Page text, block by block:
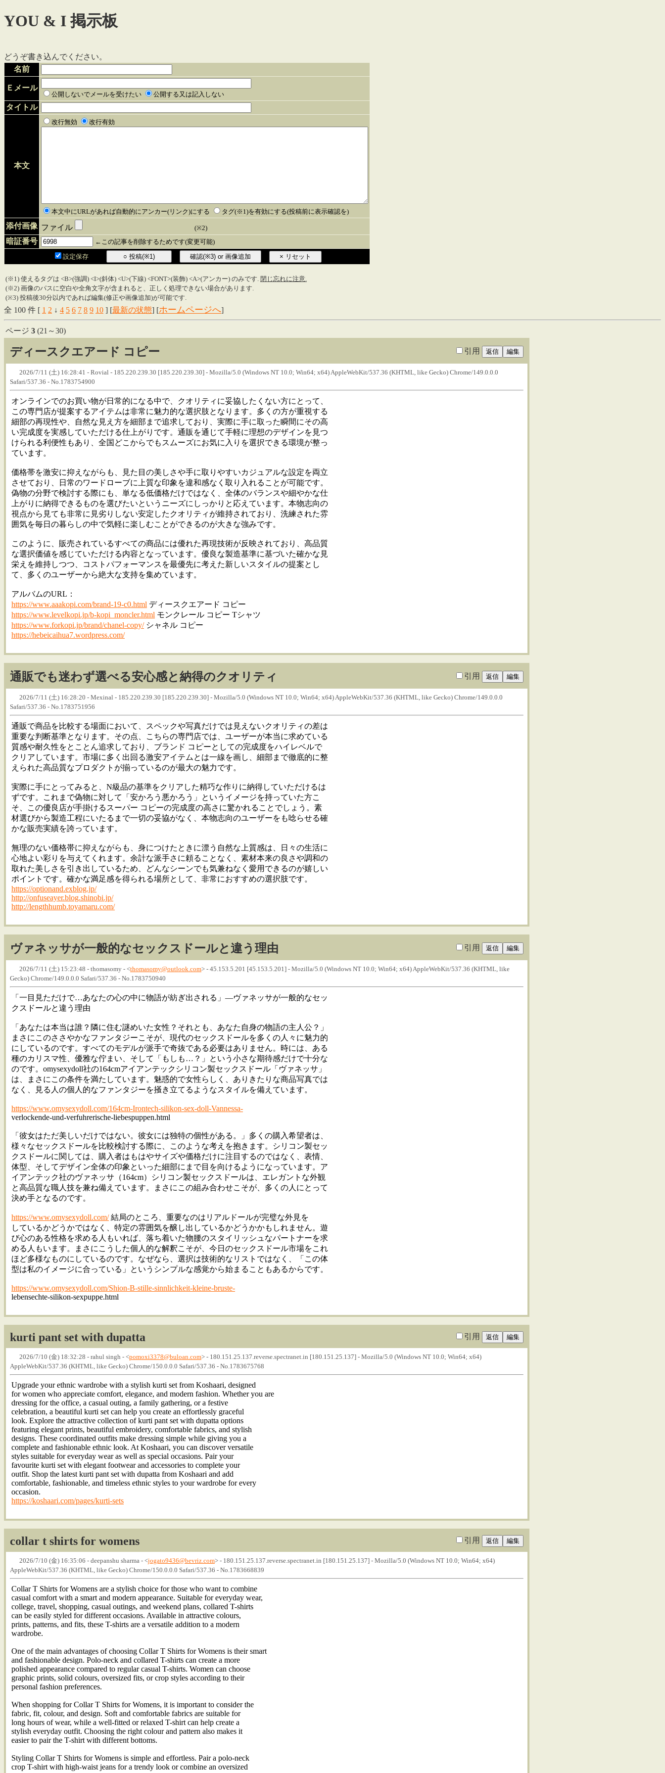
YOU & I 掲示板
どうぞ書き込んでください。
名前
Ｅメール
公開しないでメールを受けたい 公開する又は記入しない
タイトル
本文
改行無効 改行有効
本文中にURLがあれば自動的にアンカー(リンク)にする タグ(※1)を有効にする(投稿前に表示確認を)
添付画像 ファイル (※2)
暗証番号
←この記事を削除するためです(変更可能)
設定保存
(※1) 使えるタグは <B>(強調) <I>(斜体) <U>(下線) <FONT>(装飾) <A>(アンカー) のみです. 閉じ忘れに注意.
(※2) 画像のパスに空白や全角文字が含まれると、正しく処理できない場合があります.
(※3) 投稿後30分以内であれば編集(修正や画像追加)が可能です.
全 100 件 [ 1 2 ↓ 4 5 6 7 8 9 10 ] [最新の状態] [ホームページへ]
ページ 3 (21～30)
ディースクエアード コピー 引用
2026/7/11 (土) 16:28:41 - Rovial - 185.220.239.30 [185.220.239.30] - Mozilla/5.0 (Windows NT 10.0; Win64; x64) AppleWebKit/537.36 (KHTML, like Gecko) Chrome/149.0.0.0
Safari/537.36 - No.1783754900
オンラインでのお買い物が日常的になる中で、クオリティに妥協したくない方にとって、
この専門店が提案するアイテムは非常に魅力的な選択肢となります。多くの方が重視する
細部の再現性や、自然な見え方を細部まで追求しており、実際に手に取った瞬間にその高
い完成度を実感していただける仕上がりです。通販を通じて手軽に理想のデザインを見つ
けられる利便性もあり、全国どこからでもスムーズにお気に入りを選択できる環境が整っ
ています。
価格帯を激安に抑えながらも、見た目の美しさや手に取りやすいカジュアルな設定を両立
させており、日常のワードローブに上質な印象を違和感なく取り入れることが可能です。
偽物の分野で検討する際にも、単なる低価格だけではなく、全体のバランスや細やかな仕
上がりに納得できるものを選びたいというニーズにしっかりと応えています。本物志向の
視点から見ても非常に見劣りしない安定したクオリティが維持されており、洗練された雰
囲気を毎日の暮らしの中で気軽に楽しむことができるのが大きな強みです。
このように、販売されているすべての商品には優れた再現技術が反映されており、高品質
な選択価値を感じていただける内容となっています。優良な製造基準に基づいた確かな見
栄えを維持しつつ、コストパフォーマンスを最優先に考えた新しいスタイルの提案とし
て、多くのユーザーから絶大な支持を集めています。
アルバムのURL：
https://www.aaakopi.com/brand-19-c0.html ディースクエアード コピー
https://www.levelkopi.jp/b-kopi_moncler.html モンクレール コピー Tシャツ
https://www.forkopi.jp/brand/chanel-copy/シャネル コピー
https://hebeicaihua7.wordpress.com/
通販でも迷わず選べる安心感と納得のクオリティ 引用
2026/7/11 (土) 16:28:20 - Mexinal - 185.220.239.30 [185.220.239.30] - Mozilla/5.0 (Windows NT 10.0; Win64; x64) AppleWebKit/537.36 (KHTML, like Gecko) Chrome/149.0.0.0
Safari/537.36 - No.1783751956
通販で商品を比較する場面において、スペックや写真だけでは見えないクオリティの差は
重要な判断基準となります。その点、こちらの専門店では、ユーザーが本当に求めている
質感や耐久性をとことん追求しており、ブランド コピーとしての完成度をハイレベルで
クリアしています。市場に多く出回る激安アイテムとは一線を画し、細部まで徹底的に整
えられた高品質なプロダクトが揃っているのが最大の魅力です。
実際に手にとってみると、N級品の基準をクリアした精巧な作りに納得していただけるは
ずです。これまで偽物に対して「安かろう悪かろう」というイメージを持っていた方こ
そ、この優良店が手掛けるスーパー コピーの完成度の高さに驚かれることでしょう。素
材選びから製造工程にいたるまで一切の妥協がなく、本物志向のユーザーをも唸らせる確
かな販売実績を誇っています。
無理のない価格帯に抑えながらも、身につけたときに漂う自然な上質感は、日々の生活に
心地よい彩りを与えてくれます。余計な派手さに頼ることなく、素材本来の良さや調和の
取れた美しさを引き出しているため、どんなシーンでも気兼ねなく愛用できるのが嬉しい
ポイントです。確かな満足感を得られる場所として、非常におすすめの選択肢です。
https://optionand.exblog.jp/
http://onfuseayer.blog.shinobi.jp/
http://lengthhumb.toyamaru.com/
ヴァネッサが一般的なセックスドールと違う理由 引用
2026/7/11 (土) 15:23:48 - thomasomy - <thomasomy@outlook.com> - 45.153.5.201 [45.153.5.201] - Mozilla/5.0 (Windows NT 10.0; Win64; x64) AppleWebKit/537.36 (KHTML, like
Gecko) Chrome/149.0.0.0 Safari/537.36 - No.1783750940
「一目見ただけで…あなたの心の中に物語が紡ぎ出される」―ヴァネッサが一般的なセッ
クスドールと違う理由
「あなたは本当は誰？隣に住む謎めいた女性？それとも、あなた自身の物語の主人公？」
まさにこのささやかなファンタジーこそが、現代のセックスドールを多くの人々に魅力的
にしているのです。すべてのモデルが派手で奇抜である必要はありません。時には、ある
種のカリスマ性、優雅な佇まい、そして「もしも…？」という小さな期待感だけで十分な
のです。omysexydoll社の164cmアイアンテックシリコン製セックスドール「ヴァネッサ」
は、まさにこの条件を満たしています。魅惑的で女性らしく、ありきたりな商品写真では
なく、見る人の個人的なファンタジーを掻き立てるようなスタイルを備えています。
https://www.omysexydoll.com/164cm-Irontech-silikon-sex-doll-Vannessa-
verlockende-und-verfuhrerische-liebespuppen.html
「彼女はただ美しいだけではない。彼女には独特の個性がある。」多くの購入希望者は、
様々なセックスドールを比較検討する際に、このような考えを抱きます。シリコン製セッ
クスドールに関しては、購入者はもはやサイズや価格だけに注目するのではなく、表情、
体型、そしてデザイン全体の印象といった細部にまで目を向けるようになっています。ア
イアンテック社のヴァネッサ（164cm）シリコン製セックスドールは、エレガントな外観
と高品質な職人技を兼ね備えています。まさにこの組み合わせこそが、多くの人にとって
決め手となるのです。
https://www.omysexydoll.com/結局のところ、重要なのはリアルドールが完璧な外見を
しているかどうかではなく、特定の雰囲気を醸し出しているかどうかかもしれません。遊
び心のある性格を求める人もいれば、落ち着いた物腰のスタイリッシュなパートナーを求
める人もいます。まさにこうした個人的な解釈こそが、今日のセックスドール市場をこれ
ほど多様なものにしているのです。なぜなら、選択は技術的なリストではなく、「この体
型は私のイメージに合っている」というシンプルな感覚から始まることもあるからです。
https://www.omysexydoll.com/Shion-B-stille-sinnlichkeit-kleine-bruste-
lebensechte-silikon-sexpuppe.html
kurti pant set with dupatta 引用
2026/7/10 (金) 18:32:28 - rahul singh - <pomoxi3378@buloan.com> - 180.151.25.137.reverse.spectranet.in [180.151.25.137] - Mozilla/5.0 (Windows NT 10.0; Win64; x64)
AppleWebKit/537.36 (KHTML, like Gecko) Chrome/150.0.0.0 Safari/537.36 - No.1783675768
Upgrade your ethnic wardrobe with a stylish kurti set from Koshaari, designed
for women who appreciate comfort, elegance, and modern fashion. Whether you are
dressing for the office, a casual outing, a family gathering, or a festive
celebration, a beautiful kurti set can help you create an effortlessly graceful
look. Explore the attractive collection of kurti pant set with dupatta options
featuring elegant prints, beautiful embroidery, comfortable fabrics, and stylish
designs. These coordinated outfits make dressing simple while giving you a
complete and fashionable ethnic look. At Koshaari, you can discover versatile
styles suitable for everyday wear as well as special occasions. Pair your
favourite kurti set with elegant footwear and accessories to complete your
outfit. Shop the latest kurti pant set with dupatta from Koshaari and add
comfortable, fashionable, and timeless ethnic styles to your wardrobe for every
occasion.
https://koshaari.com/pages/kurti-sets
collar t shirts for womens 引用
2026/7/10 (金) 16:35:06 - deepanshu sharma - <jogato9436@bevriz.com> - 180.151.25.137.reverse.spectranet.in [180.151.25.137] - Mozilla/5.0 (Windows NT 10.0; Win64; x64)
AppleWebKit/537.36 (KHTML, like Gecko) Chrome/150.0.0.0 Safari/537.36 - No.1783668839
Collar T Shirts for Womens are a stylish choice for those who want to combine
casual comfort with a smart and modern appearance. Suitable for everyday wear,
college, travel, shopping, casual outings, and weekend plans, collared T-shirts
can be easily styled for different occasions. Available in attractive colours,
prints, patterns, and fits, these T-shirts are a versatile addition to a modern
wardrobe.
One of the main advantages of choosing Collar T Shirts for Womens is their smart
and fashionable design. Polo-neck and collared T-shirts can create a more
polished appearance compared to regular casual T-shirts. Women can choose
graphic prints, solid colours, oversized fits, or crop styles according to their
personal fashion preferences.
When shopping for Collar T Shirts for Womens, it is important to consider the
fabric, fit, colour, and design. Soft and comfortable fabrics are suitable for
long hours of wear, while a well-fitted or relaxed T-shirt can help create a
stylish everyday outfit. Choosing the right colour and pattern also makes it
easier to pair the T-shirt with different bottoms.
Styling Collar T Shirts for Womens is simple and effortless. Pair a polo-neck
crop T-shirt with high-waist jeans for a trendy look or combine an oversized